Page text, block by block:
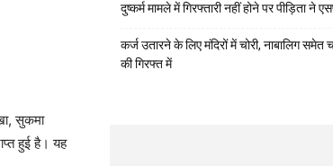
सुकमा
हुई है। यह
दुष्कर्म मामले में गिरफ्तारी नहीं होने पर पीड़िता ने
कर्ज उतारने के लिए मंदिरों में चोरी, नाबालिग समेत
की गिरफ्त में